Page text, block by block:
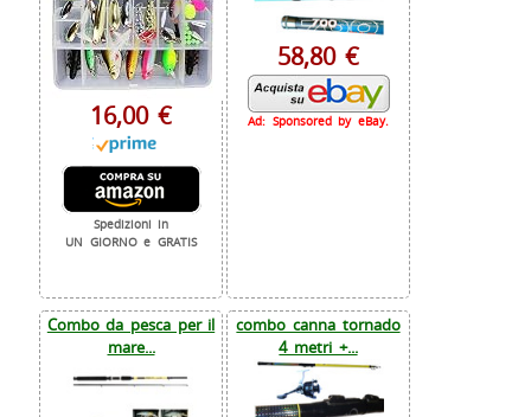
16,00 €
Spedizioni in
UN GIORNO e GRATIS
58,80 €
Ad: Sponsored by eBay.
Combo da pesca per il
mare...
combo canna tornado
4 metri +...